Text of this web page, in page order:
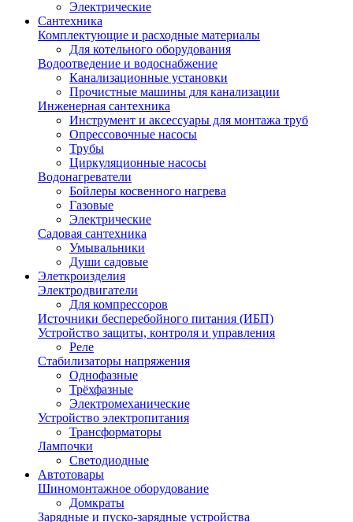
Электрические
Сантехника
Комплектующие и расходные материалы
Для котельного оборудования
Водоотведение и водоснабжение
Канализационные установки
Прочистные машины для канализации
Инженерная сантехника
Инструмент и аксессуары для монтажа труб
Опрессовочные насосы
Трубы
Циркуляционные насосы
Водонагреватели
Бойлеры косвенного нагрева
Газовые
Электрические
Садовая сантехника
Умывальники
Души садовые
Элеткроизделия
Электродвигатели
Для компрессоров
Источники бесперебойного питания (ИБП)
Устройство защиты, контроля и управления
Реле
Стабилизаторы напряжения
Однофазные
Трёхфазные
Электромеханические
Устройство электропитания
Трансформаторы
Лампочки
Светодиодные
Автотовары
Шиномонтажное оборудование
Домкраты
Зарядные и пуско-зарядные устройства